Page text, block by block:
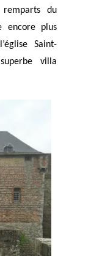
du
encore plus
Saint-
villa